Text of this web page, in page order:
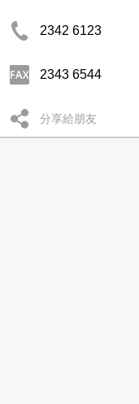
2342 6123
2343 6544
分享給朋友